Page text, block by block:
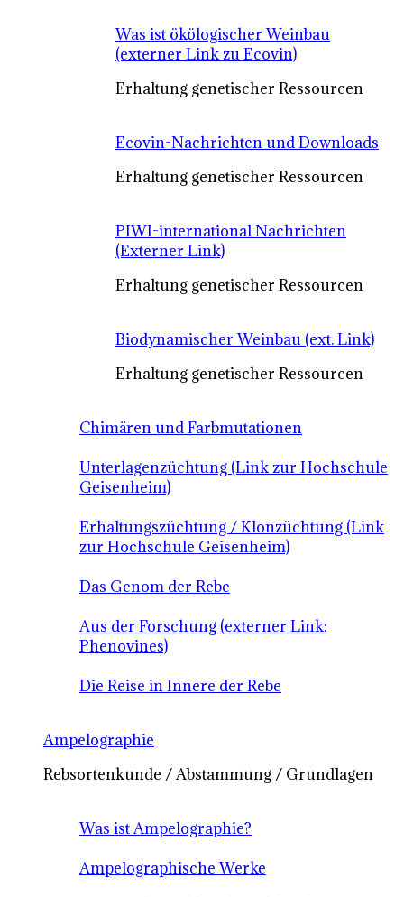
Was ist ökölogischer Weinbau
(externer Link zu Ecovin)
Erhaltung genetischer Ressourcen
Ecovin-Nachrichten und Downloads
Erhaltung genetischer Ressourcen
PIWI-international Nachrichten
(Externer Link)
Erhaltung genetischer Ressourcen
Biodynamischer Weinbau (ext. Link)
Erhaltung genetischer Ressourcen
Chimären und Farbmutationen
Unterlagenzüchtung (Link zur Hochschule
Geisenheim)
Erhaltungszüchtung / Klonzüchtung (Link
zur Hochschule Geisenheim)
Das Genom der Rebe
Aus der Forschung (externer Link:
Phenovines)
Die Reise in Innere der Rebe
Ampelographie
Rebsortenkunde / Abstammung / Grundlagen
Was ist Ampelographie?
Ampelographische Werke